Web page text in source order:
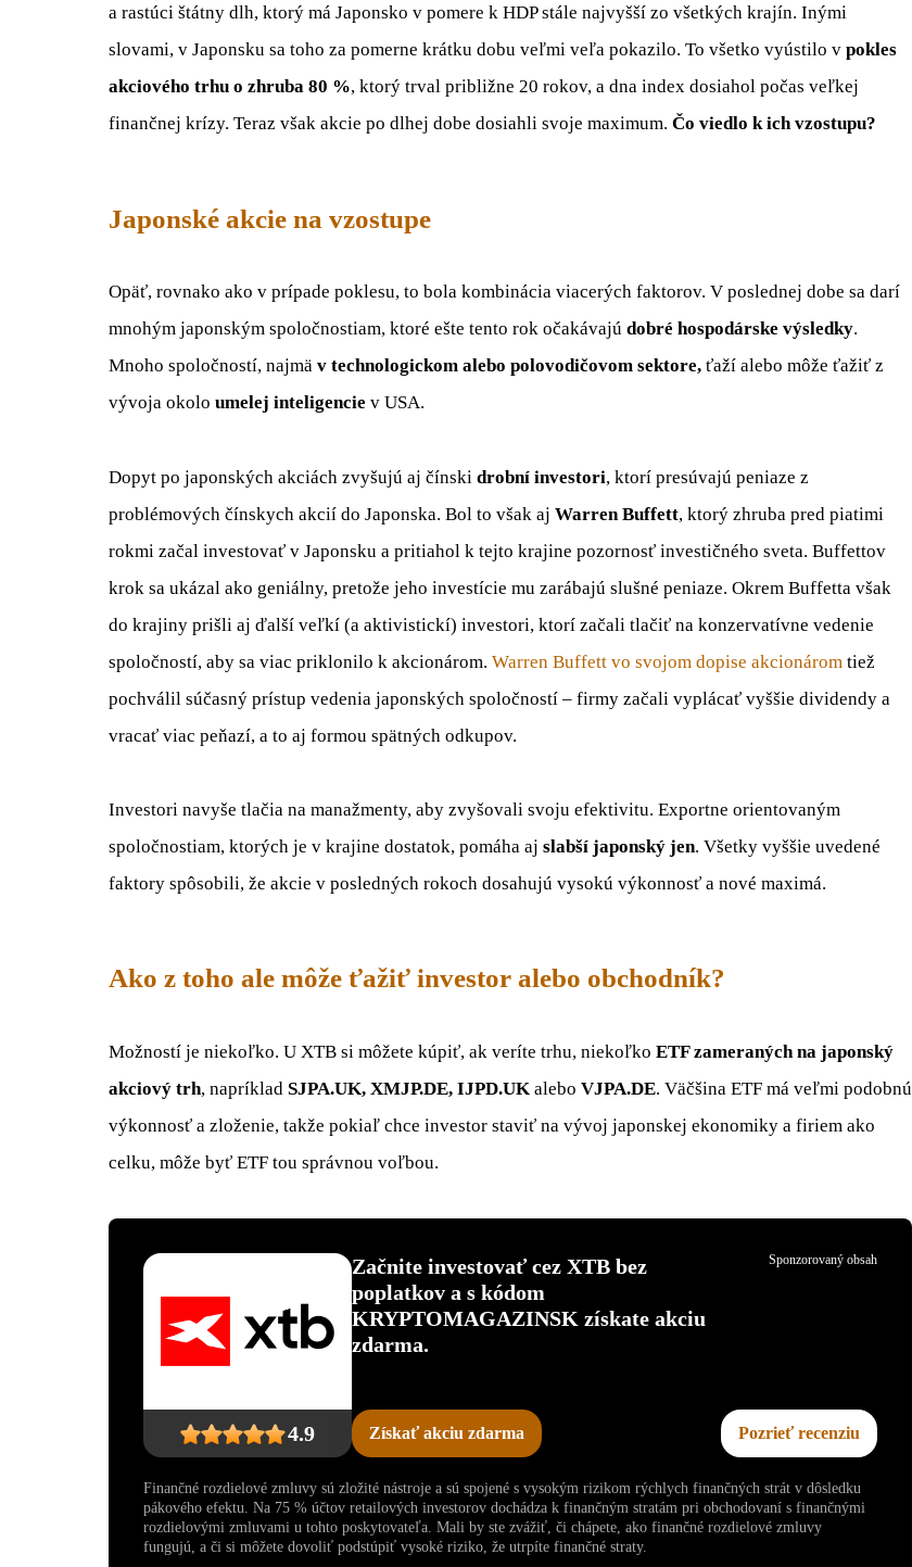
a rastúci štátny dlh, ktorý má Japonsko v pomere k HDP stále najvyšší zo všetkých krajín. Inými
slovami, v Japonsku sa toho za pomerne krátku dobu veľmi veľa pokazilo. To všetko vyústilo v pokles
akciového trhu o zhruba 80 %, ktorý trval približne 20 rokov, a dna index dosiahol počas veľkej
finančnej krízy. Teraz však akcie po dlhej dobe dosiahli svoje maximum. Čo viedlo k ich vzostupu?
Japonské akcie na vzostupe
Opäť, rovnako ako v prípade poklesu, to bola kombinácia viacerých faktorov. V poslednej dobe sa darí
mnohým japonským spoločnostiam, ktoré ešte tento rok očakávajú dobré hospodárske výsledky.
Mnoho spoločností, najmä v technologickom alebo polovodičovom sektore, ťaží alebo môže ťažiť z
vývoja okolo umelej inteligencie v USA.
Dopyt po japonských akciách zvyšujú aj čínski drobní investori, ktorí presúvajú peniaze z
problémových čínskych akcií do Japonska. Bol to však aj Warren Buffett, ktorý zhruba pred piatimi
rokmi začal investovať v Japonsku a pritiahol k tejto krajine pozornosť investičného sveta. Buffettov
krok sa ukázal ako geniálny, pretože jeho investície mu zarábajú slušné peniaze. Okrem Buffetta však
do krajiny prišli aj ďalší veľkí (a aktivistickí) investori, ktorí začali tlačiť na konzervatívne vedenie
spoločností, aby sa viac priklonilo k akcionárom. Warren Buffett vo svojom dopise akcionárom tiež
pochválil súčasný prístup vedenia japonských spoločností – firmy začali vyplácať vyššie dividendy a
vracať viac peňazí, a to aj formou spätných odkupov.
Investori navyše tlačia na manažmenty, aby zvyšovali svoju efektivitu. Exportne orientovaným
spoločnostiam, ktorých je v krajine dostatok, pomáha aj slabší japonský jen. Všetky vyššie uvedené
faktory spôsobili, že akcie v posledných rokoch dosahujú vysokú výkonnosť a nové maximá.
Ako z toho ale môže ťažiť investor alebo obchodník?
Možností je niekoľko. U XTB si môžete kúpiť, ak veríte trhu, niekoľko ETF zameraných na japonský
akciový trh, napríklad SJPA.UK, XMJP.DE, IJPD.UK alebo VJPA.DE. Väčšina ETF má veľmi podobnú
výkonnosť a zloženie, takže pokiaľ chce investor staviť na vývoj japonskej ekonomiky a firiem ako
celku, môže byť ETF tou správnou voľbou.
4.9
Začnite investovať cez XTB bez
poplatkov a s kódom
KRYPTOMAGAZINSK získate akciu
zdarma.
Získať akciu zdarma Pozrieť recenziu
Sponzorovaný obsah
Finančné rozdielové zmluvy sú zložité nástroje a sú spojené s vysokým rizikom rýchlych finančných strát v dôsledku
pákového efektu. Na 75 % účtov retailových investorov dochádza k finančným stratám pri obchodovaní s finančnými
rozdielovými zmluvami u tohto poskytovateľa. Mali by ste zvážiť, či chápete, ako finančné rozdielové zmluvy
fungujú, a či si môžete dovoliť podstúpiť vysoké riziko, že utrpíte finančné straty.